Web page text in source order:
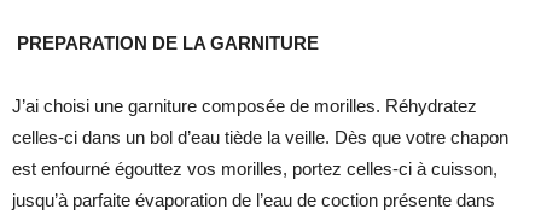
PREPARATION DE LA GARNITURE
J’ai choisi une garniture composée de morilles. Réhydratez
celles-ci dans un bol d’eau tiède la veille. Dès que votre chapon
est enfourné égouttez vos morilles, portez celles-ci à cuisson,
jusqu’à parfaite évaporation de l’eau de coction présente dans